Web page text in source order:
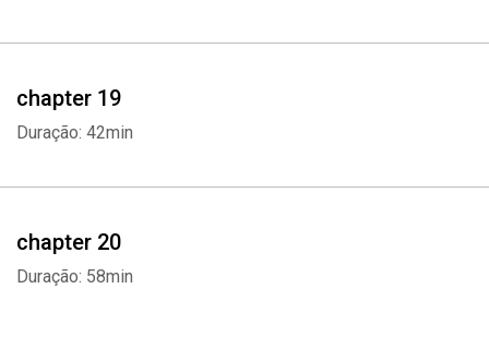
chapter 19
Duração: 42min
chapter 20
Duração: 58min